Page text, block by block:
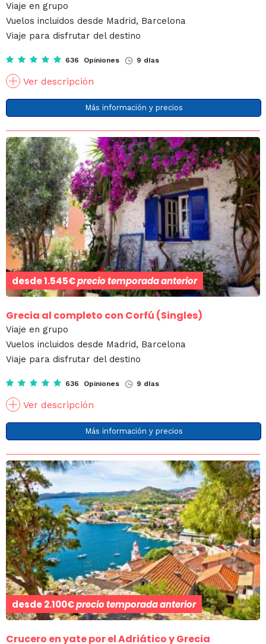
Viaje en grupo
Vuelos incluidos desde Madrid, Barcelona
Viaje para disfrutar del destino
636 Opiniones 9 días
Ver descripción
Más información y precios
desde1.545€precio temporada anterior
Grecia al completo con Corfú (Singles)
Viaje en grupo
Vuelos incluidos desde Madrid, Barcelona
Viaje para disfrutar del destino
636 Opiniones 9 días
Ver descripción
Más información y precios
desde2.100€precio temporada anterior
Crucero en yate por el Adriático y Grecia